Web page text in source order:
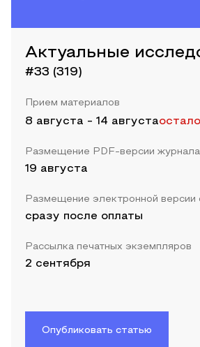
Актуальные
#33 (319)
Прием материалов
8 августа - 14 августа
Размещение PDF-версии журнала
19 августа
Размещение электронной версии
сразу после оплаты
Рассылка печатных экземпляров
2 сентября
Опубликовать статью